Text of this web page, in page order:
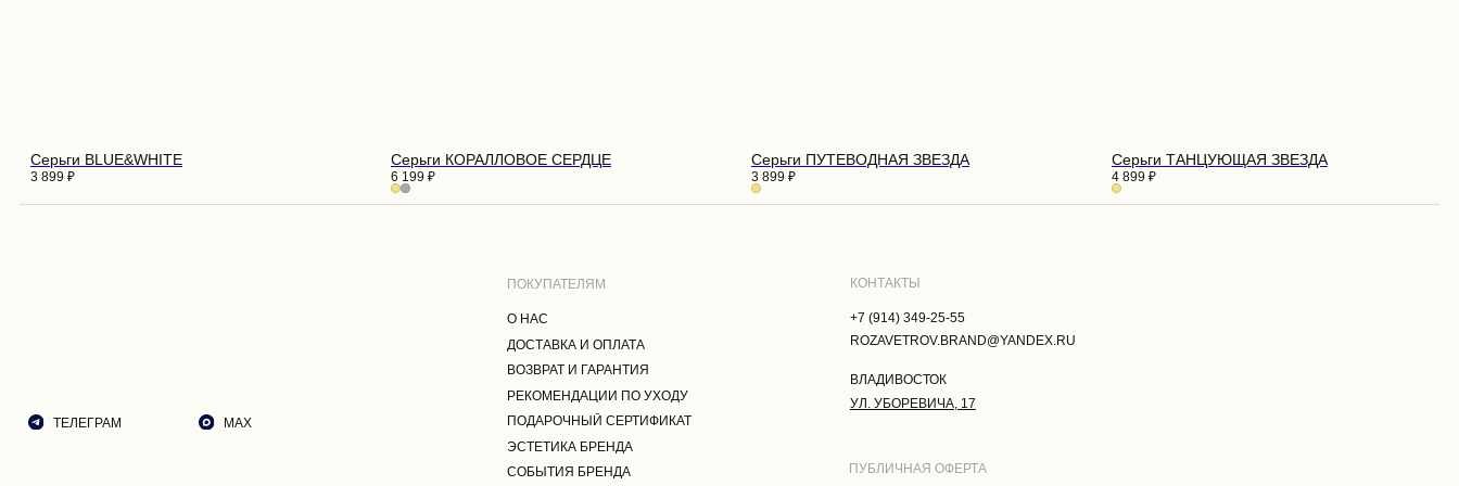
Серьги BLUE&WHITE
3 899 ₽
Серьги КОРАЛЛОВОЕ СЕРДЦЕ
6 199 ₽
Серьги ПУТЕВОДНАЯ ЗВЕЗДА
3 899 ₽
Серьги ТАНЦУЮЩАЯ ЗВЕЗДА
4 899 ₽
ПОЛИТИКА КОНФИДЕНЦИАЛЬНОСТИ
ПОЛЬЗОВАТЕЛЬСКОЕ СОГЛАШЕНИЕ
СОГЛАСИЕ НА ОБРАБОТКУ
ПЕРСОНАЛЬНЫХ ДАННЫХ
ДОСТАВКА И ОПЛАТА
КОНТАКТЫ
УЛ. УБОРЕВИЧА, 17
ВЛАДИВОСТОК